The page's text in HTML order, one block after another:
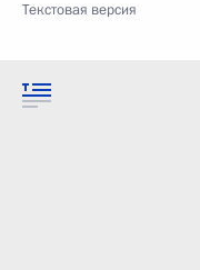
Текстовая версия